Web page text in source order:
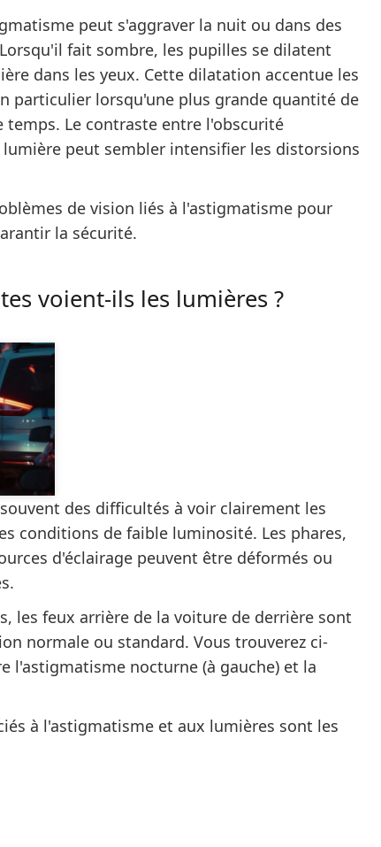
peut s'aggraver la nuit ou dans des
fait sombre, les pupilles se dilatent
dans les yeux. Cette dilatation accentue les
particulier lorsqu'une plus grande quantité de
temps. Le contraste entre l'obscurité
peut sembler intensifier les distorsions
de vision liés à l'astigmatisme pour
la sécurité.
voient-ils les lumières ?
des difficultés à voir clairement les
conditions de faible luminosité. Les phares,
d'éclairage peuvent être déformés ou
les feux arrière de la voiture de derrière sont
normale ou standard. Vous trouverez ci-
l'astigmatisme nocturne (à gauche) et la
à l'astigmatisme et aux lumières sont les